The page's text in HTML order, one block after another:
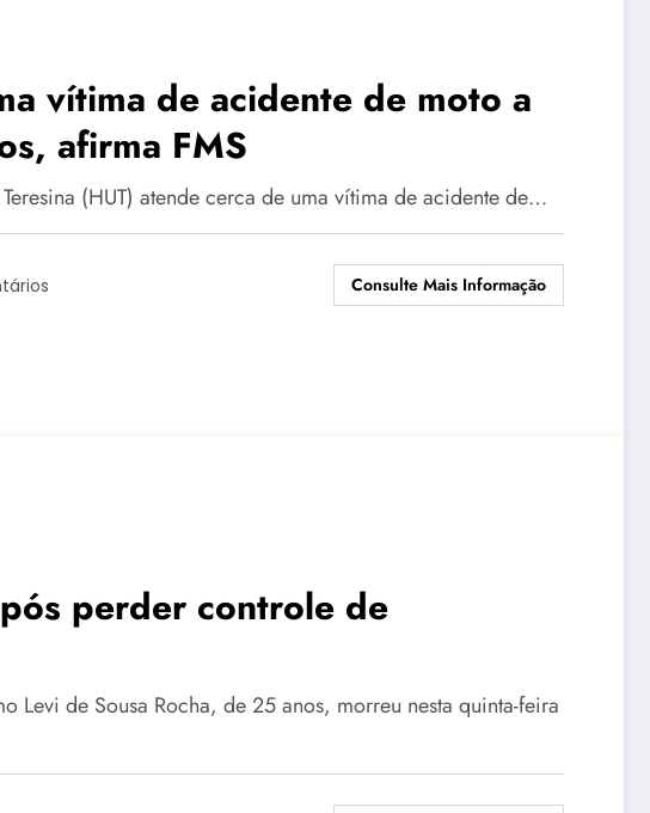
vítima de acidente de moto a
afirma FMS
(HUT) atende cerca de uma vítima de acidente de…
Consulte Mais Informação
perder controle de
Levi de Sousa Rocha, de 25 anos, morreu nesta quinta-feira